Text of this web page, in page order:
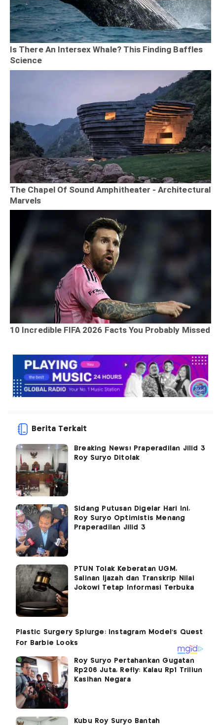
Berita Terkait
Breaking News! Praperadilan Jilid 3
Roy Suryo Ditolak
Sidang Putusan Digelar Hari Ini,
Roy Suryo Optimistis Menang
Praperadilan Jilid 3
PTUN Tolak Keberatan UGM,
Salinan Ijazah dan Transkrip Nilai
Jokowi Tetap Informasi Terbuka
Roy Suryo Pertahankan Gugatan
Rp206 Juta, Refly: Kalau Rp1 Triliun
Kasihan Negara
Kubu Roy Suryo Bantah